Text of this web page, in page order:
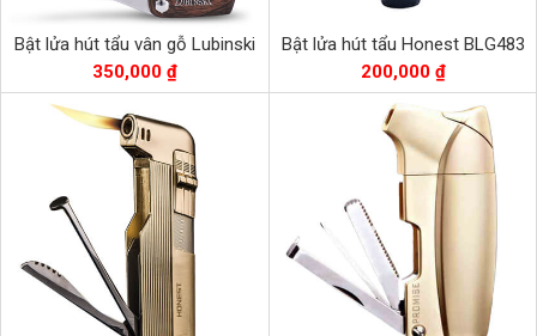
Bật lửa hút tẩu vân gỗ Lubinski
350,000 ₫
Bật lửa hút tẩu Honest BLG483
200,000 ₫